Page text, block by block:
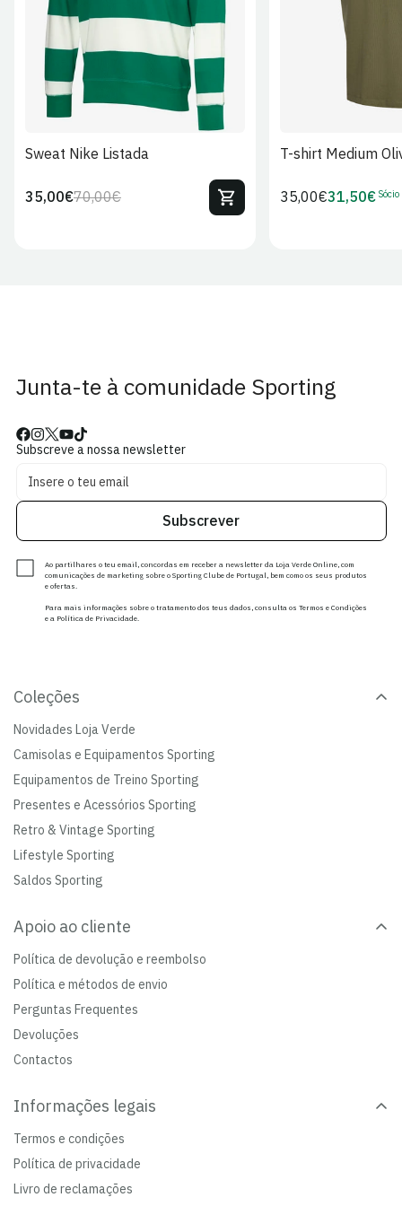
Sweat Nike Listada
Preço
70,00€Preço
35,00€
T-shirt Medium
Preço
35,00€Preço
31,50€ Sócio
Junta-te à comunidade Sporting
Subscreve a nossa newsletter
Subscrever
Ao partilhares o teu email, concordas em receber a newsletter da Loja Verde Online, com
comunicações de marketing sobre o Sporting Clube de Portugal, bem como os seus produtos
e ofertas.
Para mais informações sobre o tratamento dos teus dados, consulta os Termos e Condições
e a Política de Privacidade.
Coleções
Novidades Loja Verde
Camisolas e Equipamentos Sporting
Equipamentos de Treino Sporting
Presentes e Acessórios Sporting
Retro & Vintage Sporting
Lifestyle Sporting
Saldos Sporting
Apoio ao cliente
Política de devolução e reembolso
Política e métodos de envio
Perguntas Frequentes
Devoluções
Contactos
Informações legais
Termos e condições
Política de privacidade
Livro de reclamações